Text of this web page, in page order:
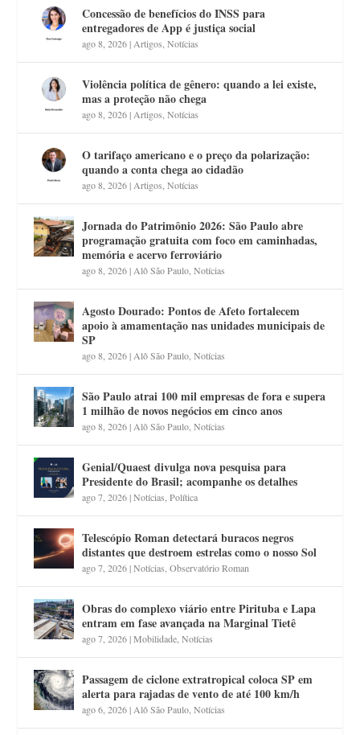
Concessão de benefícios do INSS para
entregadores de App é justiça social
ago 8, 2026| Artigos ,Notícias
Violência política de gênero: quando a lei existe,
mas a proteção não chega
ago 8, 2026| Artigos ,Notícias
O tarifaço americano e o preço da polarização:
quando a conta chega ao cidadão
ago 8, 2026| Artigos ,Notícias
Jornada do Patrimônio 2026: São Paulo abre
programação gratuita com foco em caminhadas,
memória e acervo ferroviário
ago 8, 2026| Alô São Paulo ,Notícias
Agosto Dourado: Pontos de Afeto fortalecem
apoio à amamentação nas unidades municipais de
SP
ago 8, 2026| Alô São Paulo ,Notícias
São Paulo atrai 100 mil empresas de fora e supera
1 milhão de novos negócios em cinco anos
ago 8, 2026| Alô São Paulo ,Notícias
Genial/Quaest divulga nova pesquisa para
Presidente do Brasil; acompanhe os detalhes
ago 7, 2026|Notícias ,Política
Telescópio Roman detectará buracos negros
distantes que destroem estrelas como o nosso Sol
ago 7, 2026|Notícias ,Observatório Roman
Obras do complexo viário entre Pirituba e Lapa
entram em fase avançada na Marginal Tietê
ago 7, 2026|Mobilidade ,Notícias
Passagem de ciclone extratropical coloca SP em
alerta para rajadas de vento de até 100 km/h
ago 6, 2026| Alô São Paulo ,Notícias